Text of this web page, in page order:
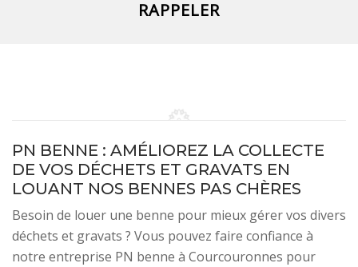
PN BENNE : AMÉLIOREZ LA COLLECTE
DE VOS DÉCHETS ET GRAVATS EN
LOUANT NOS BENNES PAS CHÈRES
Besoin de louer une benne pour mieux gérer vos divers
déchets et gravats ? Vous pouvez faire confiance à
notre entreprise PN benne à Courcouronnes pour